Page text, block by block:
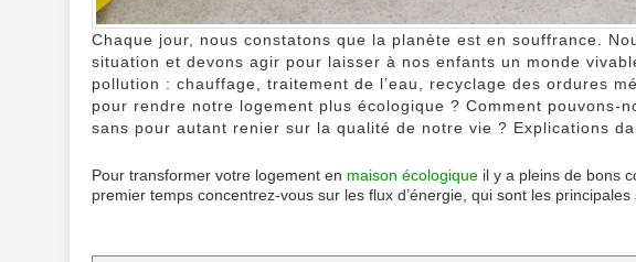
Chaque jour, nous constatons que la planète est en souffrance.
situation et devons agir pour laisser à nos enfants un monde
pollution : chauffage, traitement de l’eau, recyclage des ordures
pour rendre notre logement plus écologique ? Comment pouvons-
sans pour autant renier sur la qualité de notre vie ? Explications
Pour transformer votre logement en maison écologique il y a pleins de bons
premier temps concentrez-vous sur les flux d’énergie, qui sont les